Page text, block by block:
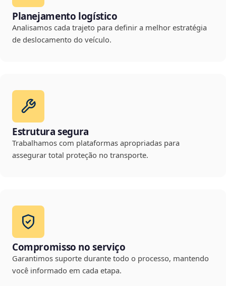
Planejamento logístico
Analisamos cada trajeto para definir a melhor estratégia
de deslocamento do veículo.
Estrutura segura
Trabalhamos com plataformas apropriadas para
assegurar total proteção no transporte.
Compromisso no serviço
Garantimos suporte durante todo o processo, mantendo
você informado em cada etapa.